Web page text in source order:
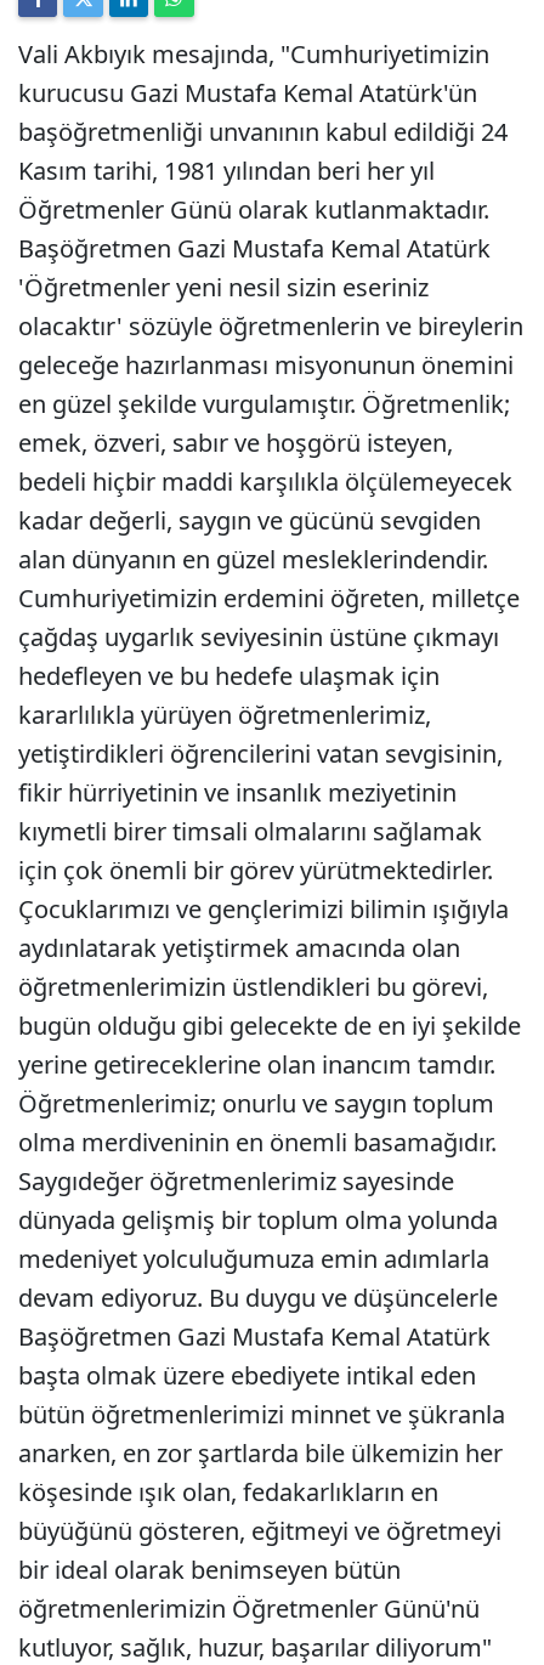
Vali Akbıyık mesajında, "Cumhuriyetimizin
kurucusu Gazi Mustafa Kemal Atatürk'ün
başöğretmenliği unvanının kabul edildiği 24
Kasım tarihi, 1981 yılından beri her yıl
Öğretmenler Günü olarak kutlanmaktadır.
Başöğretmen Gazi Mustafa Kemal Atatürk
'Öğretmenler yeni nesil sizin eseriniz
olacaktır' sözüyle öğretmenlerin ve bireylerin
geleceğe hazırlanması misyonunun önemini
en güzel şekilde vurgulamıştır. Öğretmenlik;
emek, özveri, sabır ve hoşgörü isteyen,
bedeli hiçbir maddi karşılıkla ölçülemeyecek
kadar değerli, saygın ve gücünü sevgiden
alan dünyanın en güzel mesleklerindendir.
Cumhuriyetimizin erdemini öğreten, milletçe
çağdaş uygarlık seviyesinin üstüne çıkmayı
hedefleyen ve bu hedefe ulaşmak için
kararlılıkla yürüyen öğretmenlerimiz,
yetiştirdikleri öğrencilerini vatan sevgisinin,
fikir hürriyetinin ve insanlık meziyetinin
kıymetli birer timsali olmalarını sağlamak
için çok önemli bir görev yürütmektedirler.
Çocuklarımızı ve gençlerimizi bilimin ışığıyla
aydınlatarak yetiştirmek amacında olan
öğretmenlerimizin üstlendikleri bu görevi,
bugün olduğu gibi gelecekte de en iyi şekilde
yerine getireceklerine olan inancım tamdır.
Öğretmenlerimiz; onurlu ve saygın toplum
olma merdiveninin en önemli basamağıdır.
Saygıdeğer öğretmenlerimiz sayesinde
dünyada gelişmiş bir toplum olma yolunda
medeniyet yolculuğumuza emin adımlarla
devam ediyoruz. Bu duygu ve düşüncelerle
Başöğretmen Gazi Mustafa Kemal Atatürk
başta olmak üzere ebediyete intikal eden
bütün öğretmenlerimizi minnet ve şükranla
anarken, en zor şartlarda bile ülkemizin her
köşesinde ışık olan, fedakarlıkların en
büyüğünü gösteren, eğitmeyi ve öğretmeyi
bir ideal olarak benimseyen bütün
öğretmenlerimizin Öğretmenler Günü'nü
kutluyor, sağlık, huzur, başarılar diliyorum"